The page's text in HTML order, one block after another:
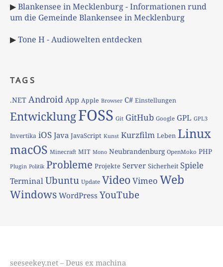
▶Blankensee in Mecklenburg - Informationen rund
um die Gemeinde Blankensee in Mecklenburg
▶Tone H - Audiowelten entdecken
TAGS
.NET Android App Apple Browser C# Einstellungen
EntwicklungFOSS Git GitHub Google GPL GPL3
Invertika iOS Java JavaScript Kunst Kurzfilm Leben Linux
macOS Minecraft MIT Mono Neubrandenburg OpenMoko PHP
Plugin Politik Probleme Projekte Server Sicherheit Spiele
TerminalUbuntu Update VideoVimeo Web
Windows WordPress YouTube
seeseekey.net – Deus ex machina